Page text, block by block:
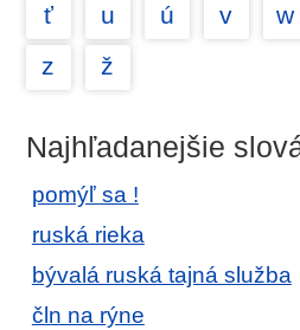
ť
u ú v w
z
ž
Najhľadanejšie
pomýľ sa !
ruská rieka
bývalá ruská tajná služba
čln na rýne